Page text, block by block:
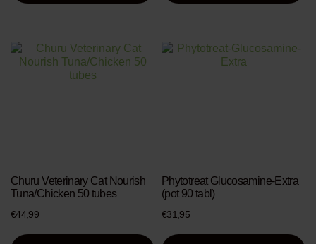
Churu Veterinary Cat Nourish
Tuna/Chicken 50 tubes
€44,99
Phytotreat Glucosamine-Extra
(pot 90 tabl)
€31,95